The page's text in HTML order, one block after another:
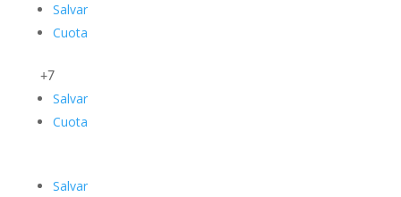
Salvar
Cuota
+7
Salvar
Cuota
Salvar